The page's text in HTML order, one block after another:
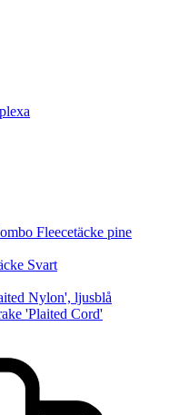
Fleecetäcke pine
Svart
Nylon', ljusblå
'Plaited Cord'